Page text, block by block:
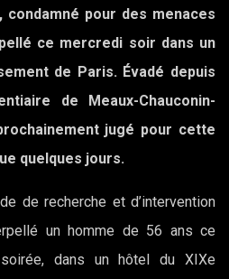
condamné pour des menaces
ce mercredi soir dans un
de Paris. Évadé depuis
de Meaux-Chauconin-
jugé pour cette
quelques jours.
de recherche et d’intervention
un homme de 56 ans ce
dans un hôtel du XIXe